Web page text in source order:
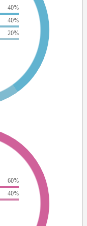
40%
40%
20%
60%
40%